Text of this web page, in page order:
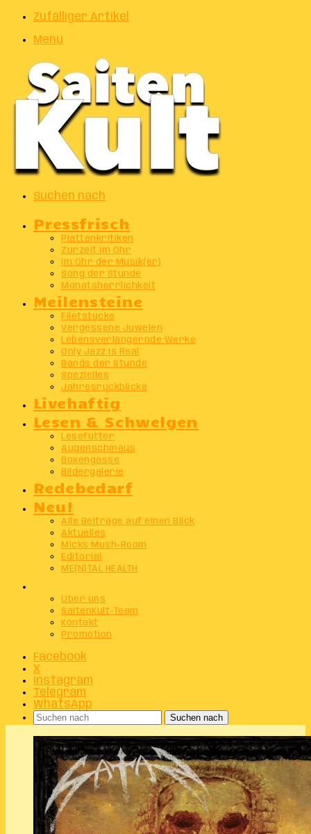
Zufälliger Artikel
Menu
Suchen nach
Pressfrisch
Plattenkritiken
Zurzeit im Ohr
Im Ohr der Musik(er)
Song der Stunde
Monatsherrlichkeit
Meilensteine
Filetstücke
Vergessene Juwelen
Lebensverlängernde Werke
Only Jazz Is Real
Bands der Stunde
Spezielles
Jahresrückblicke
Livehaftig
Lesen & Schwelgen
Lesefutter
Augenschmaus
Boxengasse
Bildergalerie
Redebedarf
Neu!
Alle Beiträge auf einen Blick
Aktuelles
Micks Mush-Room
Editorial
ME(N)TAL HEALTH
Über uns
SaitenKult-Team
Kontakt
Promotion
Facebook
X
Instagram
Telegram
WhatsApp
Suchen nach